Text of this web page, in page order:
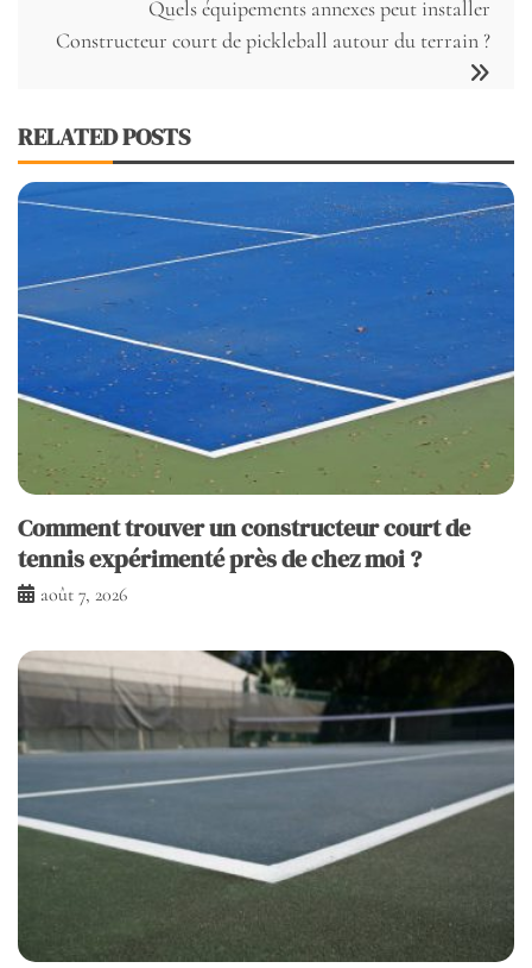
Quels équipements annexes peut installer
Constructeur court de pickleball autour du terrain ?
RELATED POSTS
Comment trouver un constructeur court de
tennis expérimenté près de chez moi ?
août 7, 2026